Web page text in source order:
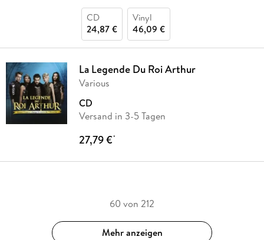
CD
24,87 €
Vinyl
46,09 €
La Legende Du Roi Arthur
Various
CD
Versand in 3-5 Tagen
27,79 €*
60 von 212
Mehr anzeigen